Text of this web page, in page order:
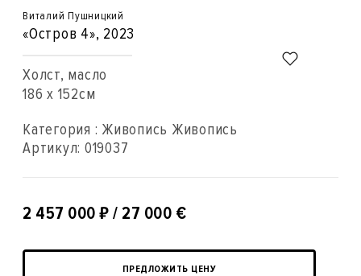
Виталий Пушницкий
«Остров 4», 2023
Холст, масло
186 x 152см
Категория : Живопись Живопись
Артикул: 019037
2 457 000 ₽ / 27 000 €
ПРЕДЛОЖИТЬ ЦЕНУ